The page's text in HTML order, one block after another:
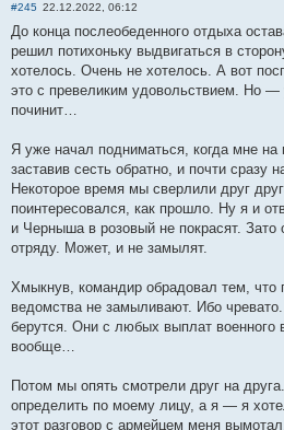
#245 22.12.2022, 06:12
До конца послеобеденного отдыха
решил потихоньку выдвигаться в
хотелось. Очень не хотелось. А вот
это с превеликим удовольствием. Но —
починит…
Я уже начал подниматься, когда мне на
заставив сесть обратно, и почти сразу
Некоторое время мы сверлили друг
поинтересовался, как прошло. Ну я и
и Черныша в розовый не покрасят.
отряду. Может, и не замылят.
Хмыкнув, командир обрадовал тем, что
ведомства не замыливают. Ибо
берутся. Они с любых выплат военного
вообще…
Потом мы опять смотрели друг на
определить по моему лицу, а я — я
этот разговор с армейцем меня